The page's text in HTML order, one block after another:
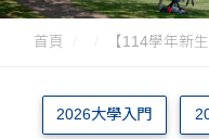
首頁 【114學年新
2026大學入門